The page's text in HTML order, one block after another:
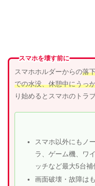
スマホを壊す前に
スマホホルダーからの落
での水没、休憩中にうっ
り始めるとスマホのトラ
スマホ以外にもノ
ラ、ゲーム機、ワ
ッチなど最大5台補
画面破壊・故障は